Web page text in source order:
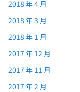
2018 年 4 月
2018 年 3 月
2018 年 1 月
2017 年 12 月
2017 年 11 月
2017 年 2 月